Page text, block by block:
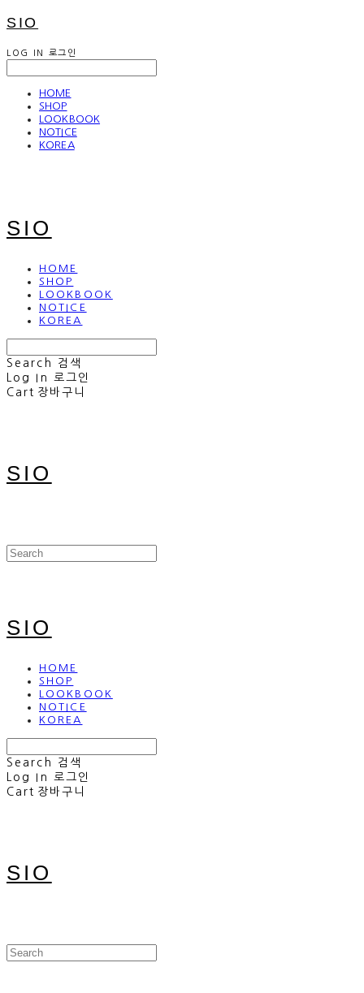
SIO
LOG IN 로그인
HOME
SHOP
LOOKBOOK
NOTICE
KOREA
SIO
HOME
SHOP
LOOKBOOK
NOTICE
KOREA
Search
검색
Log In
로그인
Cart 장바구니
SIO
SIO
HOME
SHOP
LOOKBOOK
NOTICE
KOREA
Search
검색
Log In
로그인
Cart 장바구니
SIO